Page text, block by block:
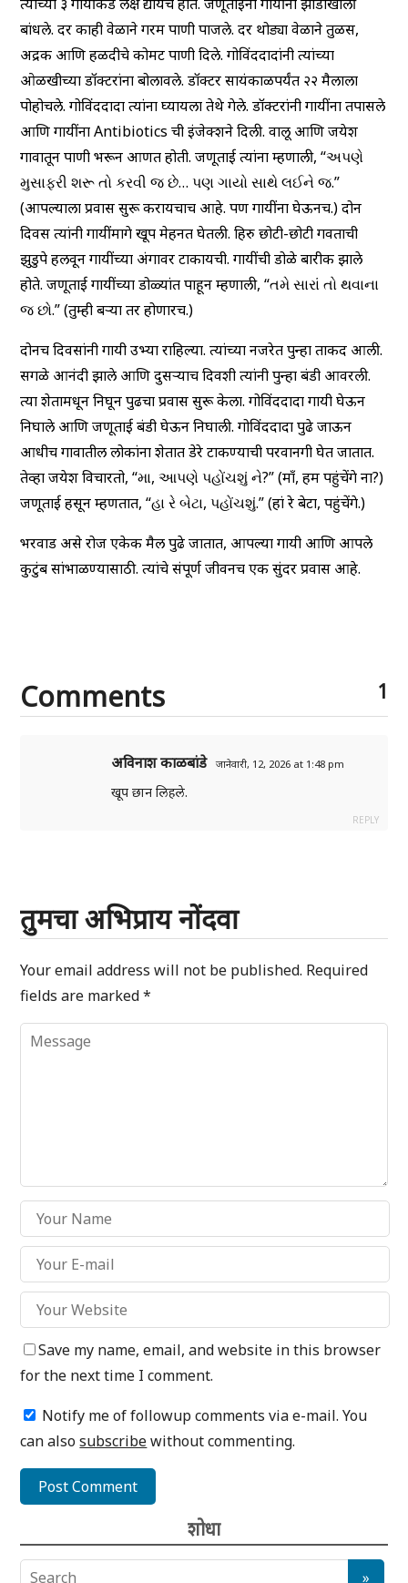
बांधले. दर काही वेळाने गरम पाणी पाजले. दर थोड्या वेळाने तुळस,
अद्रक आणि हळदीचे कोमट पाणी दिले. गोविंददादांनी त्यांच्या
ओळखीच्या डॉक्टरांना बोलावले. डॉक्टर सायंकाळपर्यंत २२ मैलाला
पोहोचले. गोविंददादा त्यांना घ्यायला तेथे गेले. डॉक्टरांनी गायींना तपासले
आणि गायींना Antibiotics ची इंजेक्शने दिली. वालू आणि जयेश
गावातून पाणी भरून आणत होती. जणूताई त्यांना म्हणाली, “અપણે
મુસાફરી શરૂ તો કરવી જ છે… પણ ગાયો સાથે લઈને જ.”
(आपल्याला प्रवास सुरू करायचाच आहे. पण गायींना घेऊनच.) दोन
दिवस त्यांनी गायींमागे खूप मेहनत घेतली. हिरु छोटी-छोटी गवताची
झुडुपे हलवून गायींच्या अंगावर टाकायची. गायींची डोळे बारीक झाले
होते. जणूताई गायींच्या डोळ्यांत पाहून म्हणाली, “તમે સારાં તો થવાના
જ છો.” (तुम्ही बऱ्या तर होणारच.)
दोनच दिवसांनी गायी उभ्या राहिल्या. त्यांच्या नजरेत पुन्हा ताकद आली.
सगळे आनंदी झाले आणि दुसऱ्याच दिवशी त्यांनी पुन्हा बंडी आवरली.
त्या शेतामधून निघून पुढचा प्रवास सुरू केला. गोविंददादा गायी घेऊन
निघाले आणि जणूताई बंडी घेऊन निघाली. गोविंददादा पुढे जाऊन
आधीच गावातील लोकांना शेतात डेरे टाकण्याची परवानगी घेत जातात.
तेव्हा जयेश विचारतो, “મા, આપણે પહોંચશું ને?” (माँ, हम पहुंचेंगे ना?)
जणूताई हसून म्हणतात, “હા રે બેટા, પહોંચશું.” (हां रे बेटा, पहुंचेंगे.)
भरवाड असे रोज एकेक मैल पुढे जातात, आपल्या गायी आणि आपले
कुटुंब सांभाळण्यासाठी. त्यांचे संपूर्ण जीवनच एक सुंदर प्रवास आहे.
Comments 1
अविनाश काळबांडे जानेवारी, 12, 2026 at 1:48 pm
खूप छान लिहले.
REPLY
तुमचा अभिप्राय नोंदवा
Your email address will not be published. Required
fields are marked*
Save my name, email, and website in this browser
for the next time I comment.
Notify me of followup comments via e-mail. You
can alsosubscribewithout commenting.
शोधा